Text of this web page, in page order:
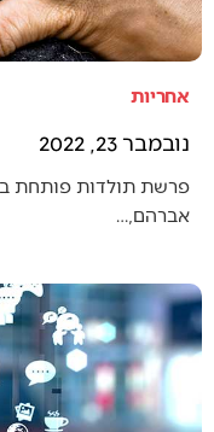
אחריות
נובמבר 23, 2022
פרשת תולדות פותחת
אברהם,…